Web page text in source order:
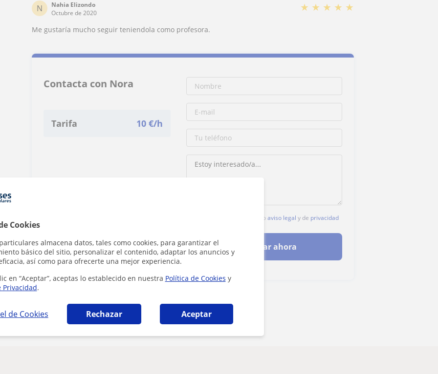
Cookies
almacena datos, tales como cookies, para garantizar el
básico del sitio, personalizar el contenido, adaptar los anuncios y
así como para ofrecerte una mejor experiencia.
en “Aceptar”, aceptas lo establecido en nuestra Política de Cookies y
Privacidad.
de Cookies Rechazar Aceptar
N
Nahia Elizondo
Octubre de 2020
★ ★ ★ ★ ★
Me gustaría mucho seguir teniendola como profesora.
Contacta con Nora
Tarifa 10 €/h
Al hacer clic, aceptas nuestroaviso legal y de privacidad
Contactar ahora
Denunciar este perfil